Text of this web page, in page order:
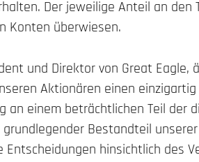
Der jeweilige Anteil an den
Konten überwiesen.
und Direktor von Great Eagle,
Aktionären einen
an einem beträchtlichen Teil der
Bestandteil
hinsichtlich des